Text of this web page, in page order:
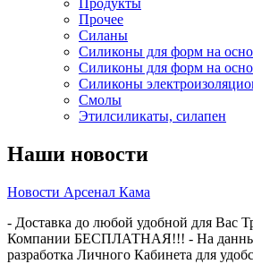
Продукты
Прочее
Силаны
Силиконы для форм на
Силиконы для форм на
Силиконы
Смолы
Этилсиликаты, силапен
Наши новости
Новости Арсенал Кама
- Доставка до любой удобной для Вас
Компании БЕСПЛАТНАЯ!!! - На
разработка Личного Кабинета для